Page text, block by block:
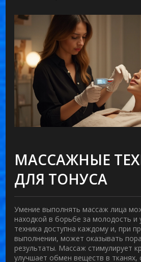
МАССАЖНЫЕ
ДЛЯ ТОНУСА
Умение выполнять массаж лица
находкой в борьбе за молодость и
техника доступна каждому и, при
выполнении, может оказывать
результаты. Массаж стимулирует
улучшает обмен веществ в тканях,